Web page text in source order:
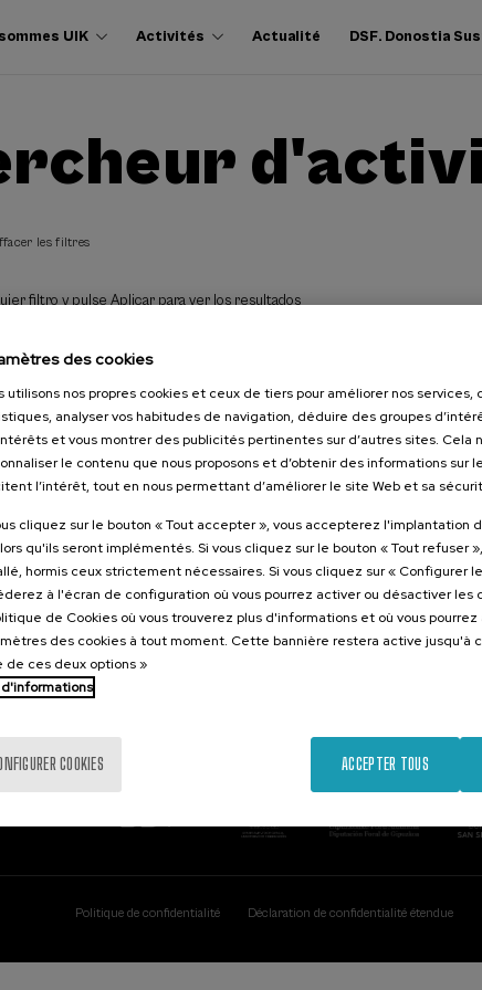
UIK Activités Actualité DSF. Donostia
les filtres
filtro y pulse Aplicar para ver los resultados
Contact
20007 Donostia / San Sebastián
Contactez-nous!
Politique de confidentialité Déclaration de confidentialité étendue
des cookies
utilisons nos propres cookies et ceux de tiers pour améliorer nos services,
analyser vos habitudes de navigation, déduire des groupes
et vous montrer des publicités pertinentes sur d’autres sites. Cela
le contenu que nous proposons et d’obtenir des informations sur
l’intérêt, tout en nous permettant d’améliorer le site Web et sa
cliquez sur le bouton « Tout accepter », vous accepterez l'implantation
qu'ils seront implémentés. Si vous cliquez sur le bouton « Tout refuser
hormis ceux strictement nécessaires. Si vous cliquez sur « Configurer
à l'écran de configuration où vous pourrez activer ou désactiver les
de Cookies où vous trouverez plus d'informations et où vous
des cookies à tout moment. Cette bannière restera active jusqu'à
de ces deux options »
d'informations
COOKIES ACCEPTER TOUS